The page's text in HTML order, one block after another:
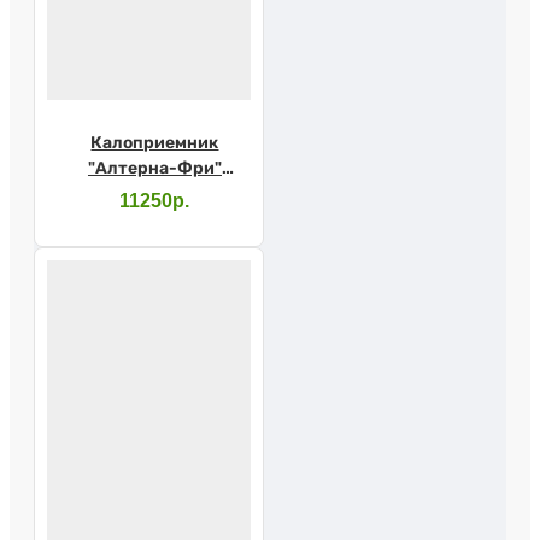
Калоприемник
"Алтерна-Фри"
открыт. непроз. 12-75
11250р.